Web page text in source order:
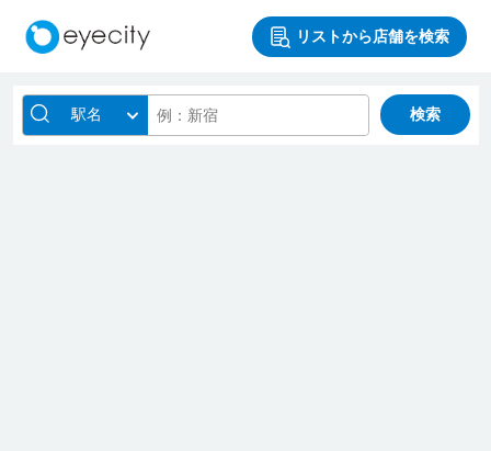
リストから店舗を検索
駅名 検索